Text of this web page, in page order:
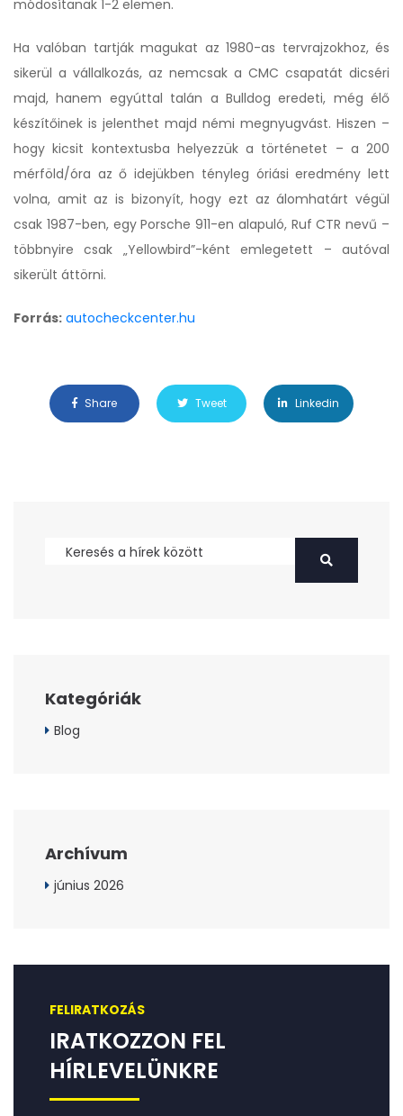
módosítanak 1-2 elemen.
Ha valóban tartják magukat az 1980-as tervrajzokhoz, és
sikerül a vállalkozás, az nemcsak a CMC csapatát dicséri
majd, hanem egyúttal talán a Bulldog eredeti, még élő
készítőinek is jelenthet majd némi megnyugvást. Hiszen –
hogy kicsit kontextusba helyezzük a történetet – a 200
mérföld/óra az ő idejükben tényleg óriási eredmény lett
volna, amit az is bizonyít, hogy ezt az álomhatárt végül
csak 1987-ben, egy Porsche 911-en alapuló, Ruf CTR nevű –
többnyire csak „Yellowbird”-ként emlegetett – autóval
sikerült áttörni.
Forrás: autocheckcenter.hu
Share Tweet Linkedin
Kategóriák
Blog
Archívum
június 2026
FELIRATKOZÁS
IRATKOZZON FEL
HÍRLEVELÜNKRE